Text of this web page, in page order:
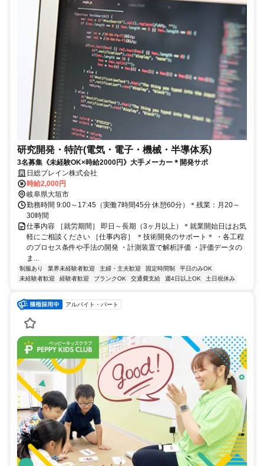
研究開発・特許(電気・電子・機械・半導体系)
3名募集《未経験OK×時給2000円》大手メーカー＊開発サポ
日総ブレイン株式会社
時給2,000円
岐阜県大垣市
勤務時間 9:00～17:45（実働7時間45分 休憩60分）＊残業：月20～
30時間
仕事内容 ［就労期間］ 即日～長期（3ヶ月以上）＊就業開始日はお気
軽にご相談ください ［仕事内容］ ＊技術開発のサポート＊ ・各工程
のプロセス条件や手法の開発 ・計測装置で解析評価 ・評価データの
ま...
制服あり 業界未経験者歓迎 主婦・主夫歓迎 固定時間制
平日のみOK
未経験者歓迎
経験者歓迎 ブランクOK 交通費支給 週4日以上OK 土日祝休み
アルバイト・パート